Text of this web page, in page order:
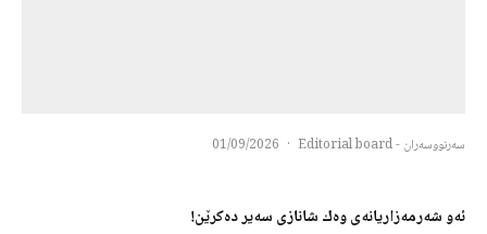
سەرنووسەران - Editorial board ·
01/09/2026
ئەو شەرمەزاریانەی وەك شانازی سەیر دەكرێن!